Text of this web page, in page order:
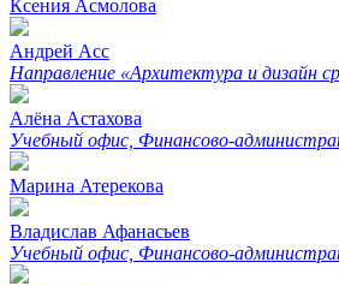
Ксения Асмолова
Андрей Асс
Направление «Архитектура и дизайн
Алёна Астахова
Учебный офиc, Финансово-
Марина Атерекова
Владислав Афанасьев
Учебный офиc, Финансово-